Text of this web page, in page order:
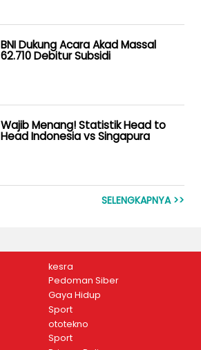
BNI Dukung Acara Akad Massal
62.710 Debitur Subsidi
Wajib Menang! Statistik Head to
Head Indonesia vs Singapura
SELENGKAPNYA >>
kesra
Pedoman Siber
Gaya Hidup
Sport
ototekno
Sport